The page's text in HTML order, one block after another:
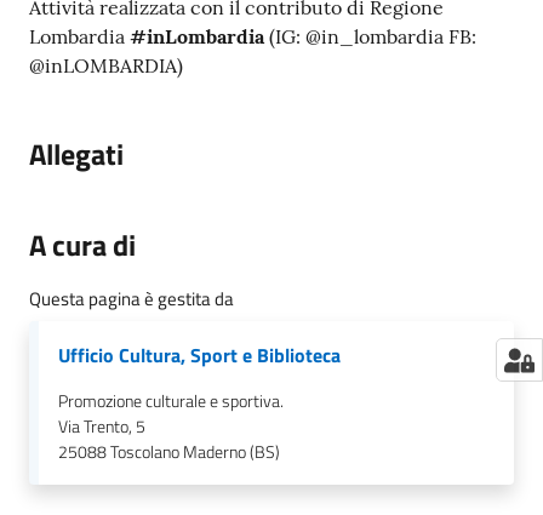
Attività realizzata con il contributo di Regione
Lombardia #inLombardia(IG: @in_lombardia FB:
@inLOMBARDIA)
Allegati
A cura di
Questa pagina è gestita da
Ufficio Cultura, Sport e Biblioteca
Promozione culturale e sportiva.
Via Trento, 5
25088Toscolano Maderno (BS)